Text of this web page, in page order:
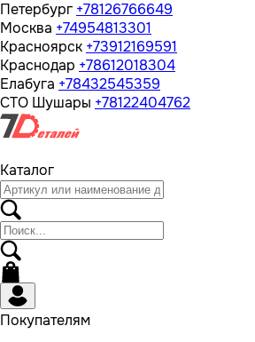
Петербург +78126766649
Москва +74954813301
Красноярск +73912169591
Краснодар +78612018304
Елабуга +78432545359
СТО Шушары +78122404762
Каталог
Покупателям